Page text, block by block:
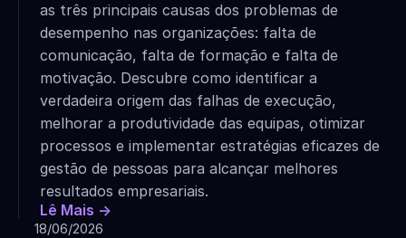
as três principais causas dos problemas de
desempenho nas organizações: falta de
comunicação, falta de formação e falta de
motivação. Descubre como identificar a
verdadeira origem das falhas de execução,
melhorar a produtividade das equipas, otimizar
processos e implementar estratégias eficazes de
gestão de pessoas para alcançar melhores
resultados empresariais.
Lê Mais ->
18/06/2026